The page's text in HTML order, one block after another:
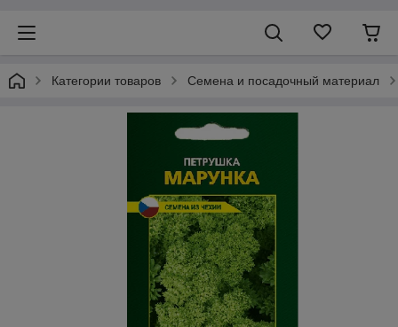
Категории товаров Семена и посадочный материал